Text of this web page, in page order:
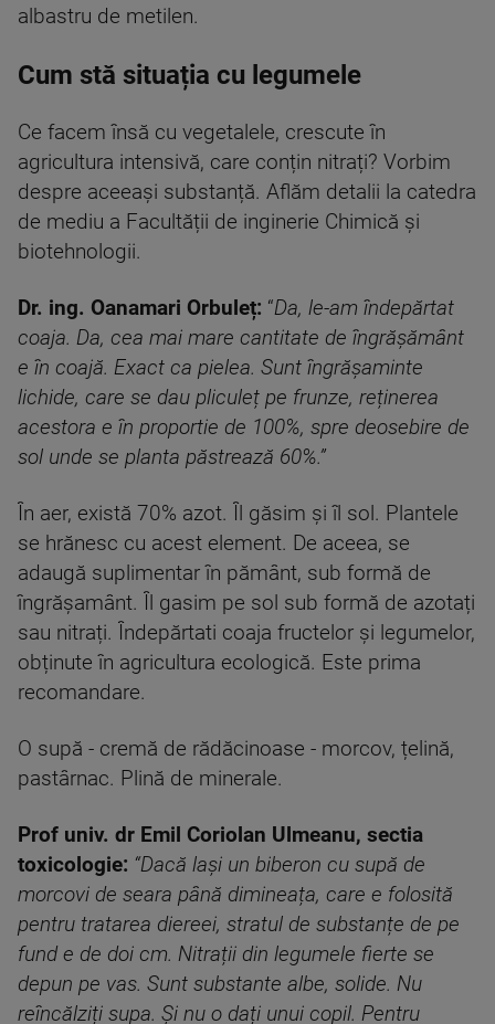
albastru de metilen.
Cum stă situația cu legumele
Ce facem însă cu vegetalele, crescute în
agricultura intensivă, care conțin nitrați? Vorbim
despre aceeași substanță. Aflăm detalii la catedra
de mediu a Facultății de inginerie Chimică și
biotehnologii.
Dr. ing. Oanamari Orbuleț: “Da, le-am îndepărtat
coaja. Da, cea mai mare cantitate de îngrășământ
e în coajă. Exact ca pielea. Sunt îngrășaminte
lichide, care se dau pliculeț pe frunze, reținerea
acestora e în proportie de 100%, spre deosebire de
sol unde se planta păstrează 60%.”
În aer, există 70% azot. Îl găsim și îl sol. Plantele
se hrănesc cu acest element. De aceea, se
adaugă suplimentar în pământ, sub formă de
îngrășamânt. Îl gasim pe sol sub formă de azotați
sau nitrați. Îndepărtati coaja fructelor și legumelor,
obținute în agricultura ecologică. Este prima
recomandare.
O supă - cremă de rădăcinoase - morcov, țelină,
pastârnac. Plină de minerale.
Prof univ. dr Emil Coriolan Ulmeanu, sectia
toxicologie: “Dacă lași un biberon cu supă de
morcovi de seara până dimineața, care e folosită
pentru tratarea diereei, stratul de substanțe de pe
fund e de doi cm. Nitrații din legumele fierte se
depun pe vas. Sunt substante albe, solide. Nu
reîncălziți supa. Și nu o dați unui copil. Pentru